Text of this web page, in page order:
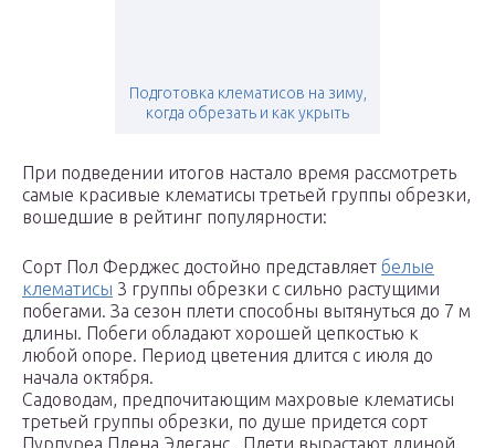
Подготовка клематисов на зиму,
когда обрезать и как укрыть
При подведении итогов настало время рассмотреть
самые красивые клематисы третьей группы обрезки,
вошедшие в рейтинг популярности:
Сорт Пол Ферджес достойно представляет белые
клематисы 3 группы обрезки с сильно растущими
побегами. За сезон плети способны вытянуться до 7 м
длины. Побеги обладают хорошей цепкостью к
любой опоре. Период цветения длится с июля до
начала октября.
Садоводам, предпочитающим махровые клематисы
третьей группы обрезки, по душе придется сорт
Пурпуреа Плена Элеганс . Плети вырастают длиной